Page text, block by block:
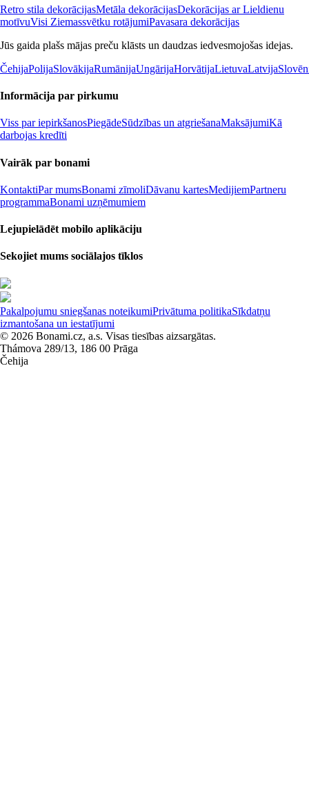
Retro stila dekorācijasMetāla dekorācijasDekorācijas ar Lieldienu
motīvuVisi Ziemassvētku rotājumiPavasara dekorācijas
Jūs gaida plašs mājas preču klāsts un daudzas iedvesmojošas idejas.
ČehijaPolijaSlovākijaRumānijaUngārijaHorvātijaLietuvaLatvija
Informācija par pirkumu
Viss par iepirkšanosPiegādeSūdzības un atgriešanaMaksājumiKā
darbojas kredīti
Vairāk par bonami
KontaktiPar mumsBonami zīmoliDāvanu kartesMedijiemPartneru
programmaBonami uzņēmumiem
Lejupielādēt mobilo aplikāciju
Sekojiet mums sociālajos tīklos
Pakalpojumu sniegšanas noteikumiPrivātuma politikaSīkdatņu
izmantošana un iestatījumi
© 2026 Bonami.cz, a.s. Visas tiesības aizsargātas.
Thámova 289/13, 186 00 Prāga
Čehija